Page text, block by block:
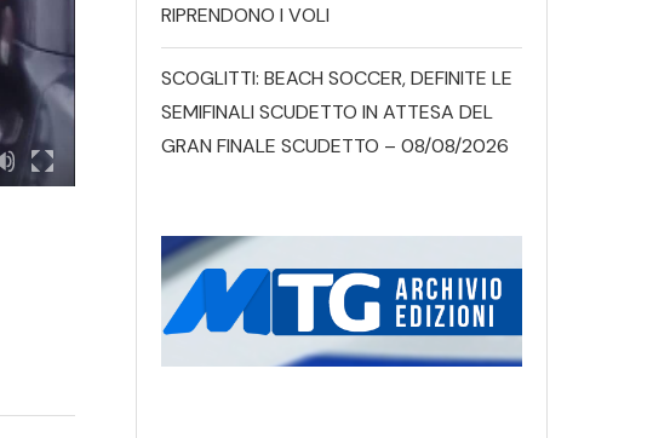
RIPRENDONO I VOLI
SCOGLITTI: BEACH SOCCER, DEFINITE LE
SEMIFINALI SCUDETTO IN ATTESA DEL
GRAN FINALE SCUDETTO – 08/08/2026